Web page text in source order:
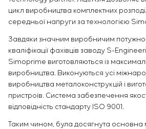
цикл виробництва комплектних
середньої напруги за технологією
Завдяки значним виробничим
кваліфікації фахівців заводу S-
Simoprime виготовляються із
виробництва. Виконуються усі
виробництва металоконструкцій і
пристроїв. Система забезпечення
відповідність стандарту ISO 9001.
Таким чином, була досягнута основна